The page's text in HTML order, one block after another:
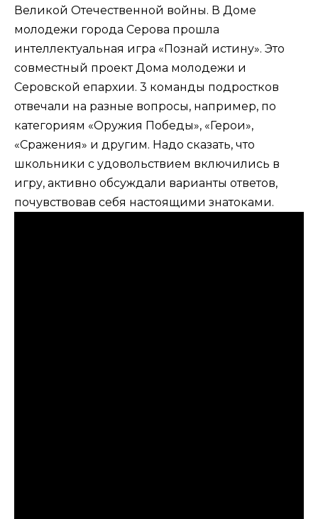
Великой Отечественной войны. В Доме
молодежи города Серова прошла
интеллектуальная игра «Познай истину». Это
совместный проект Дома молодежи и
Серовской епархии. 3 команды подростков
отвечали на разные вопросы, например, по
категориям «Оружия Победы», «Герои»,
«Сражения» и другим. Надо сказать, что
школьники с удовольствием включились в
игру, активно обсуждали варианты ответов,
почувствовав себя настоящими знатоками.